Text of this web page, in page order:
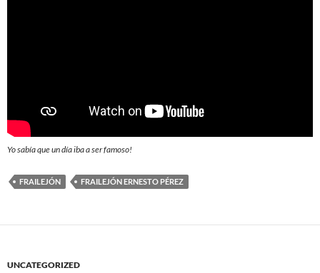
Yo sabía que un día iba a ser famoso!
FRAILEJÓN FRAILEJÓN ERNESTO PÉREZ
UNCATEGORIZED